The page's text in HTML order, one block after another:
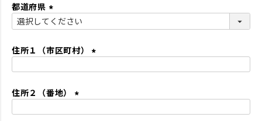
須
)
都道府県
(
須
住所１（市区町村）
住所２（番地）